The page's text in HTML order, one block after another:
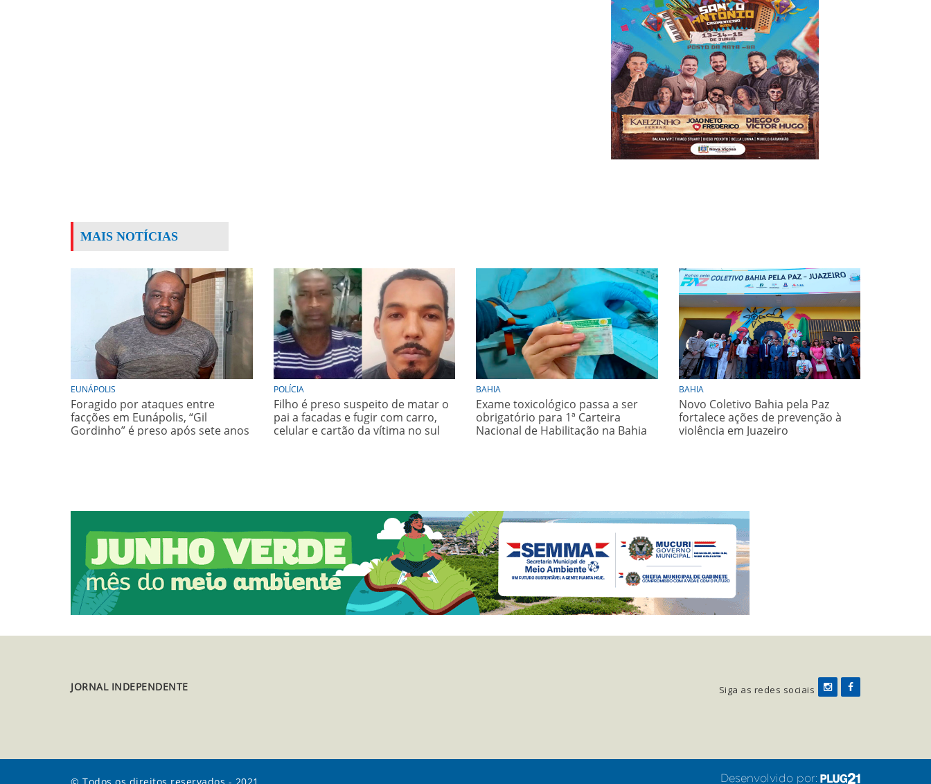
MAIS NOTÍCIAS
EUNÁPOLIS
Foragido por ataques entre
facções em Eunápolis, “Gil
Gordinho” é preso após sete anos
POLÍCIA
Filho é preso suspeito de matar o
pai a facadas e fugir com carro,
celular e cartão da vítima no sul
BAHIA
Exame toxicológico passa a ser
obrigatório para 1ª Carteira
Nacional de Habilitação na Bahia
BAHIA
Novo Coletivo Bahia pela Paz
fortalece ações de prevenção à
violência em Juazeiro
JORNAL INDEPENDENTE Siga as redes sociais